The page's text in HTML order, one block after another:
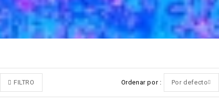
FILTRO Ordenar por Por defecto